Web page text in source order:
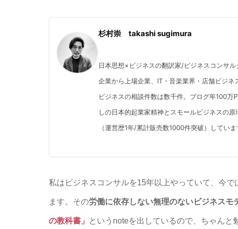
杉村崇 takashi sugimura
日本思想×ビジネスの翻訳家/ビジネスコンサ
企業から上場企業、IT・音楽業界・店舗ビジ
ビジネスの相談件数は数千件。ブログ年100万
しの日本的起業家精神とスモールビジネスの
（運営歴1年/累計販売数1000件突破）していま
私はビジネスコンサルを15年以上やっていて、今
ます。その労働に依存しない無理のないビジネスモ
の教科書」 というnoteを出しているので、ちゃんと